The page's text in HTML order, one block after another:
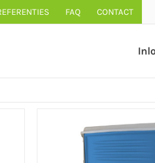
FAQ CONTACT